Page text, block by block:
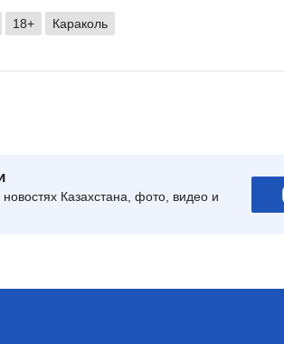
18+ Караколь
Казахстана, фото, видео и